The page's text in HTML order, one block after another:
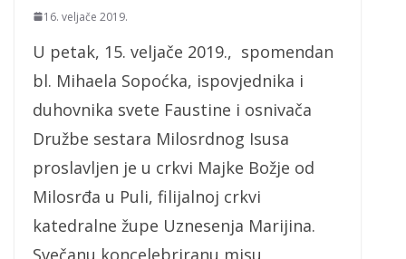
16. veljače 2019.
U petak, 15. veljače 2019., spomendan
bl. Mihaela Sopoćka, ispovjednika i
duhovnika svete Faustine i osnivača
Družbe sestara Milosrdnog Isusa
proslavljen je u crkvi Majke Božje od
Milosrđa u Puli, filijalnoj crkvi
katedralne župe Uznesenja Marijina.
Svečanu koncelebriranu misu